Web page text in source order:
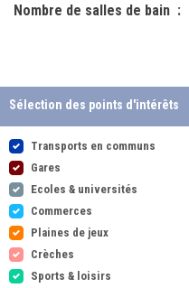
Nombre de salles de bain
Sélection des points d'intérêts
Transports en communs
Gares
Ecoles & universités
Commerces
Plaines de jeux
Crèches
Sports & loisirs